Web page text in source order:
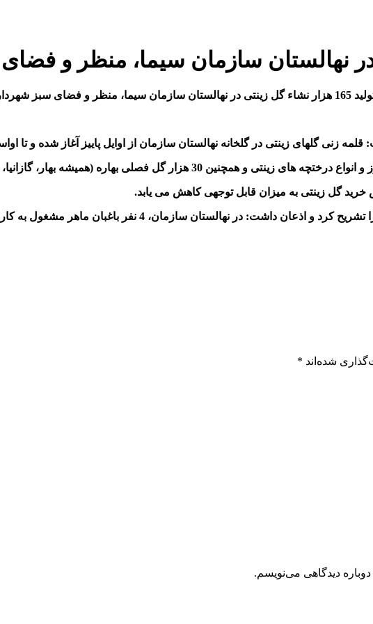
خبر داد.
زنی گلهای زینتی در گلخانه نهالستان سازمان از اوایل پاییز آغاز شده و تا
خرید گل زینتی به میزان قابل توجهی کاهش می یابد.
ابراهیم زاده در ادامه، فعالیت نیروهای نهالستان این سازمان
شده‌اند *
دیدگاهی می‌نویسم.